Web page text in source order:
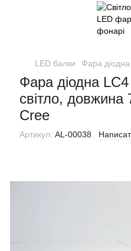
LED балки Фара
Фара діодна
світло, довжина
Cree
Артикул: AL-00038